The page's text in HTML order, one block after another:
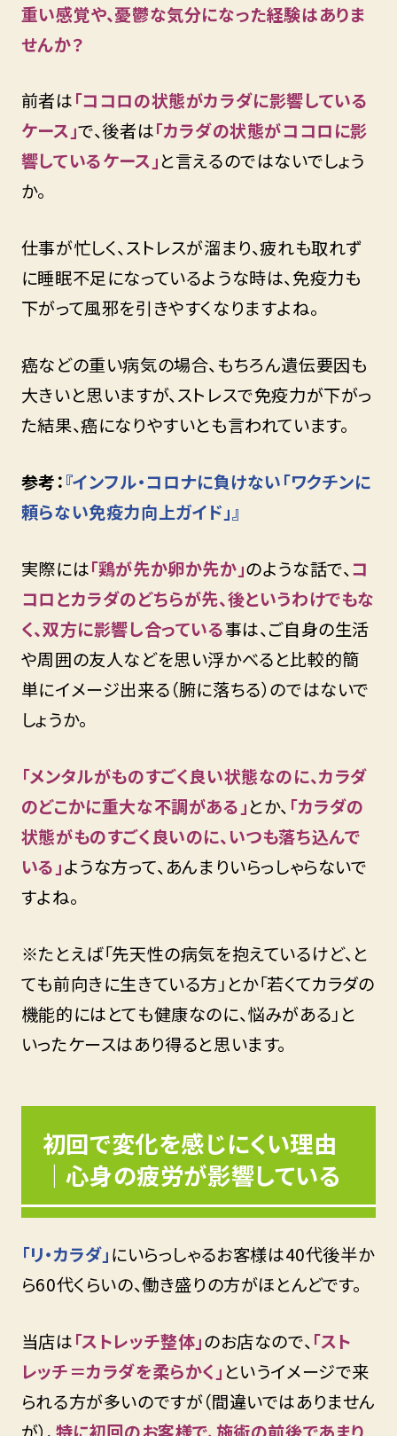
重い感覚や、憂鬱な気分になった経験はありま
せんか？
前者は「ココロの状態がカラダに影響している
ケース」で、後者は「カラダの状態がココロに影
響しているケース」と言えるのではないでしょう
か。
仕事が忙しく、ストレスが溜まり、疲れも取れず
に睡眠不足になっているような時は、免疫力も
下がって風邪を引きやすくなりますよね。
癌などの重い病気の場合、もちろん遺伝要因も
大きいと思いますが、ストレスで免疫力が下がっ
た結果、癌になりやすいとも言われています。
参考：『インフル・コロナに負けない「ワクチンに
頼らない免疫力向上ガイド」』
実際には「鶏が先か卵か先か」のような話で、コ
コロとカラダのどちらが先、後というわけでもな
く、双方に影響し合っている事は、ご自身の生活
や周囲の友人などを思い浮かべると比較的簡
単にイメージ出来る（腑に落ちる）のではないで
しょうか。
「メンタルがものすごく良い状態なのに、カラダ
のどこかに重大な不調がある」とか、 「カラダの
状態がものすごく良いのに、いつも落ち込んで
いる」ような方って、あんまりいらっしゃらないで
すよね。
※たとえば「先天性の病気を抱えているけど、と
ても前向きに生きている方」とか「若くてカラダの
機能的にはとても健康なのに、悩みがある」と
いったケースはあり得ると思います。
初回で変化を感じにくい理由
｜心身の疲労が影響している
「リ・カラダ」にいらっしゃるお客様は40代後半か
ら60代くらいの、働き盛りの方がほとんどです。
当店は「ストレッチ整体」のお店なので、「スト
レッチ＝カラダを柔らかく」 というイメージで来
られる方が多いのですが（間違いではありません